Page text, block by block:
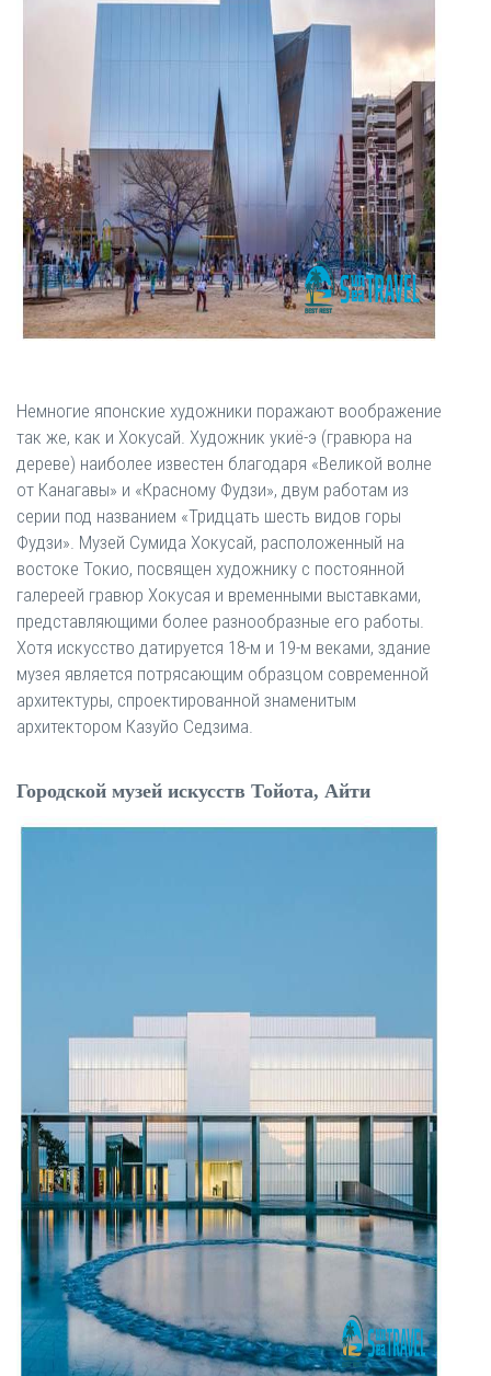
Немногие японские художники поражают воображение
так же, как и Хокусай. Художник укиё-э (гравюра на
дереве) наиболее известен благодаря «Великой волне
от Канагавы» и «Красному Фудзи», двум работам из
серии под названием «Тридцать шесть видов горы
Фудзи». Музей Сумида Хокусай, расположенный на
востоке Токио, посвящен художнику с постоянной
галереей гравюр Хокусая и временными выставками,
представляющими более разнообразные его работы.
Хотя искусство датируется 18-м и 19-м веками, здание
музея является потрясающим образцом современной
архитектуры, спроектированной знаменитым
архитектором Казуйо Седзима.
Городской музей искусств Тойота, Айти